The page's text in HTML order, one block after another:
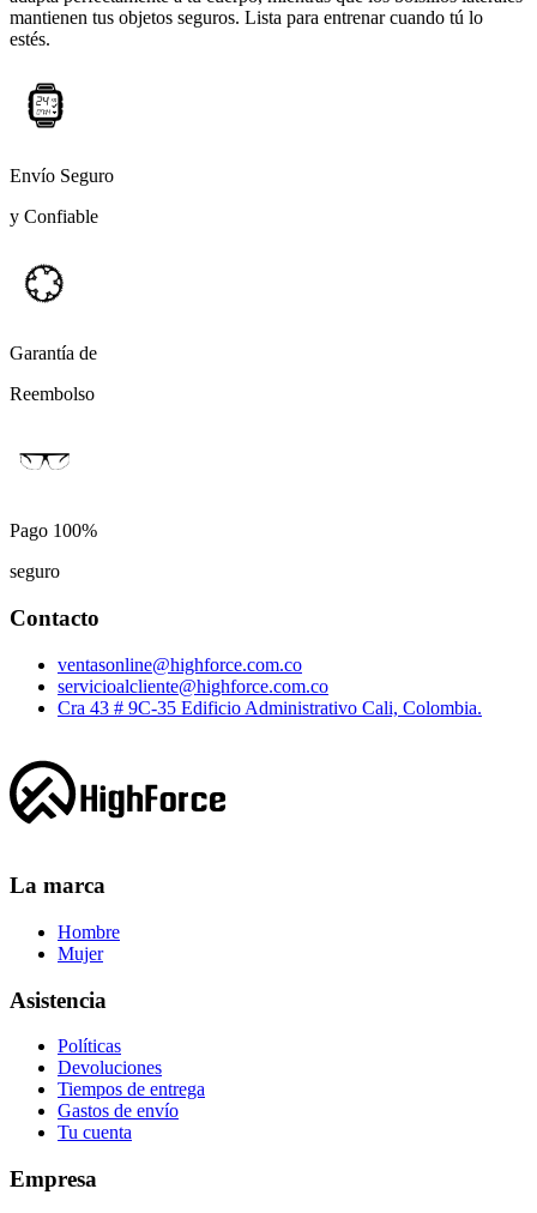
mantienen tus objetos seguros. Lista para entrenar cuando tú lo
estés.
Envío Seguro
y Confiable
Garantía de
Reembolso
Pago 100%
seguro
Contacto
ventasonline@highforce.com.co
servicioalcliente@highforce.com.co
Cra 43 # 9C-35 Edificio Administrativo Cali, Colombia.
La marca
Hombre
Mujer
Asistencia
Políticas
Devoluciones
Tiempos de entrega
Gastos de envío
Tu cuenta
Empresa